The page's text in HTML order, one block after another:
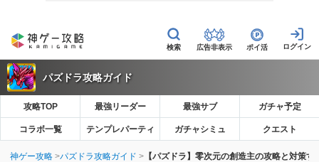
広告非表示 ポイ活
パズドラ攻略ガイド
攻略TOP 最強リーダー 最強サブ ガチャ予定
コラボ一覧 テンプレパーティ ガチャシミュ クエスト
神ゲー攻略 パズドラ攻略ガイド 【パズドラ】零次元の創造主の攻略と対策す